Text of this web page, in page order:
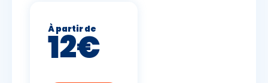
À partir de
12€